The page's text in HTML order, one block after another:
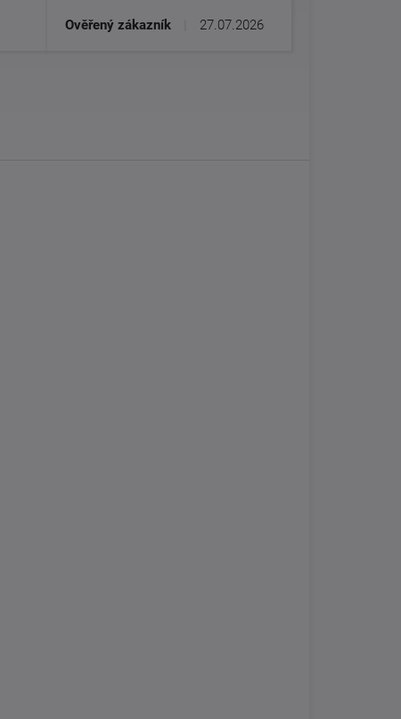
Ověřený zákazník 27.07.2026